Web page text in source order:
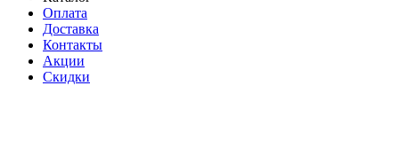
Оплата
Доставка
Контакты
Акции
Скидки